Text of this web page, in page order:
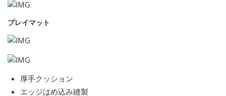
プレイマット
厚手クッション
エッジはめ込み縫製